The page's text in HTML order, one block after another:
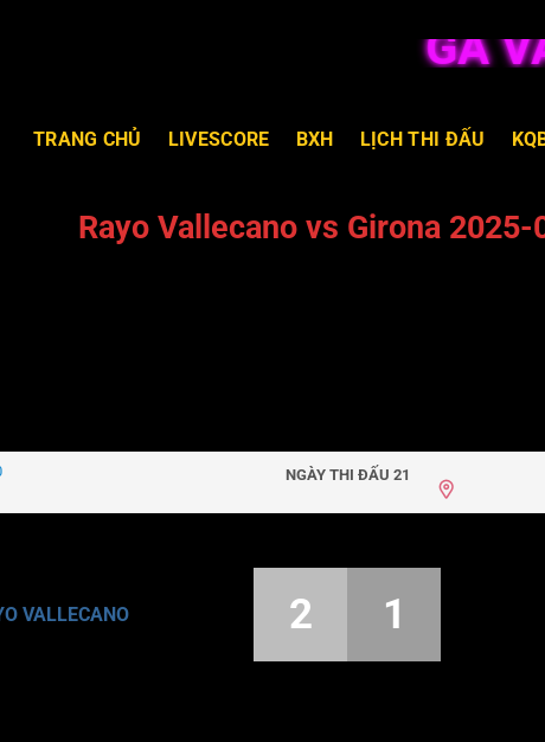
GÀ
TRANG CHỦ LIVESCORE BXH LỊCH THI ĐẤU
Rayo Vallecano vs Girona 2025-
NGÀY THI ĐẤU 21
VALLECANO 2 1